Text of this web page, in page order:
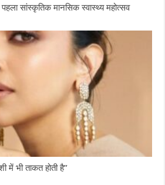
सांस्कृतिक मानसिक स्वास्थ्य महोत्सव
में भी ताकत होती है”